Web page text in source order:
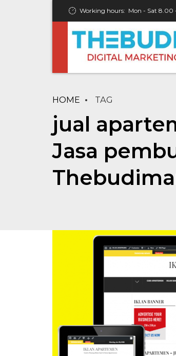
Working hours: Mon - Sat 8.00
HOME TAG
jual
Jasa